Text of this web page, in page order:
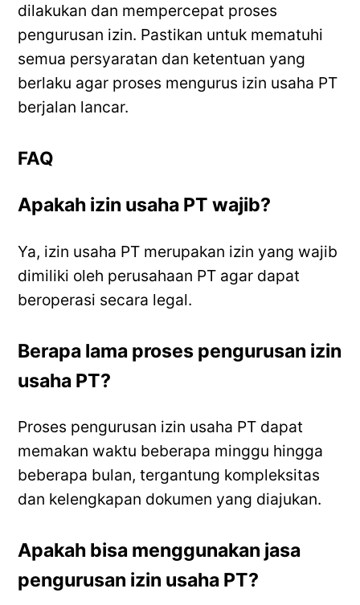
dilakukan dan mempercepat proses
pengurusan izin. Pastikan untuk mematuhi
semua persyaratan dan ketentuan yang
berlaku agar proses mengurus izin usaha PT
berjalan lancar.
FAQ
Apakah izin usaha PT wajib?
Ya, izin usaha PT merupakan izin yang wajib
dimiliki oleh perusahaan PT agar dapat
beroperasi secara legal.
Berapa lama proses pengurusan izin
usaha PT?
Proses pengurusan izin usaha PT dapat
memakan waktu beberapa minggu hingga
beberapa bulan, tergantung kompleksitas
dan kelengkapan dokumen yang diajukan.
Apakah bisa menggunakan jasa
pengurusan izin usaha PT?